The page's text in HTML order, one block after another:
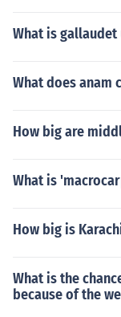
What is
What does anam
How big are
What is
How big is
What is the
because of the